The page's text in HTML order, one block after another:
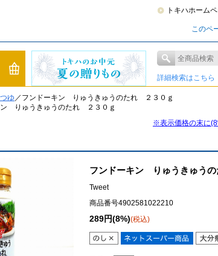
トキハホーム
このペ
詳細検索はこちら
ゆ ／フンドーキン りゅうきゅうのたれ ２３０ｇ
ン りゅうきゅうのたれ ２３０ｇ
※表示価格の末に
フンドーキン りゅうきゅう
Tweet
商品番号4902581022210
289円(8%)(税込)